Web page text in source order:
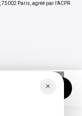
Paris, agréé par l’ACPR
×
Rejoindre